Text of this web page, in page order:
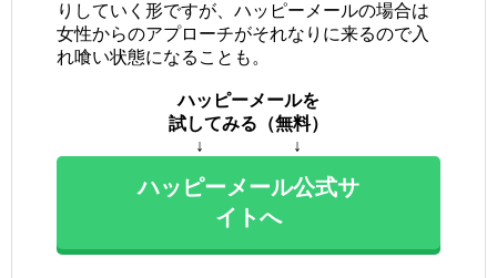
りしていく形ですが、ハッピーメールの場合は
女性からのアプローチがそれなりに来るので入
れ喰い状態になることも。
ハッピーメールを
試してみる（無料）
↓ ↓
ハッピーメール公式サ
イトへ